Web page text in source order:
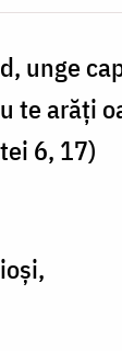
unge
te arăți
6, 17)